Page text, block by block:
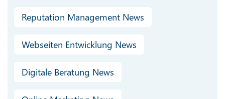
Reputation Management News
Webseiten Entwicklung News
Digitale Beratung News